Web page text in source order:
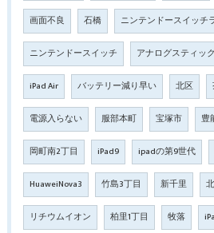
画面不良 石橋 ニンテンドースイッチ
ニンテンドースイッチ アナログスティッ
iPad Air バッテリー減り早い 北区
電源入らない 服部本町 宝塚市 豊
岡町南2丁目 iPad9 ipadの第9世代
HuaweiNova3 竹島3丁目 新千里
リチウムイオン 柏里1丁目 牧落